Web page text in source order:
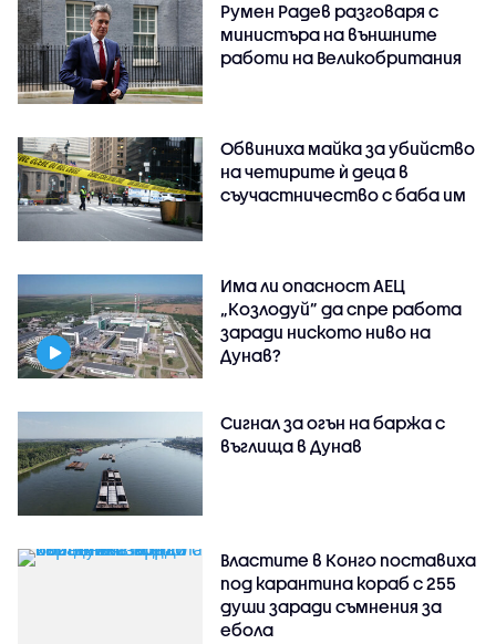
Румен Радев разговаря с
министъра на външните
работи на Великобритания
Обвиниха майка за убийство
на четирите ѝ деца в
съучастничество с баба им
Има ли опасност АЕЦ
„Козлодуй” да спре работа
заради ниското ниво на
Дунав?
Сигнал за огън на баржа с
въглища в Дунав
Властите в Конго поставиха
под карантина кораб с 255
души заради съмнения за
ебола